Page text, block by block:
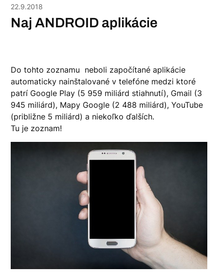
22.9.2018
Naj ANDROID aplikácie
Do tohto zoznamu neboli započítané aplikácie
automaticky nainštalované v telefóne medzi ktoré
patrí Google Play (5 959 miliárd stiahnutí), Gmail (3
945 miliárd), Mapy Google (2 488 miliárd), YouTube
(približne 5 miliárd) a niekoľko ďalších.
Tu je zoznam!